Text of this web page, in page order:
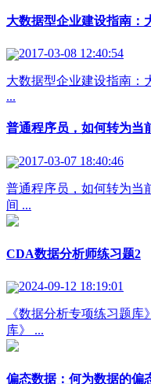
大数据型企业建设指南：
2017-03-08 12:40:54
大数据型企业建设指南：
...
普通程序员，如何转为当
2017-03-07 18:40:46
普通程序员，如何转为当
间 ...
CDA数据分析师练习题2
2024-09-12 18:19:01
《数据分析专项练习题
库》 ...
偏态数据：何为数据的偏